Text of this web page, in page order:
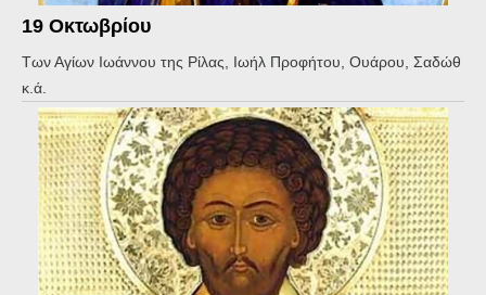
19 Οκτωβρίου
Των Αγίων Ιωάννου της Ρίλας, Ιωήλ Προφήτου, Ουάρου, Σαδώθ
κ.ά.